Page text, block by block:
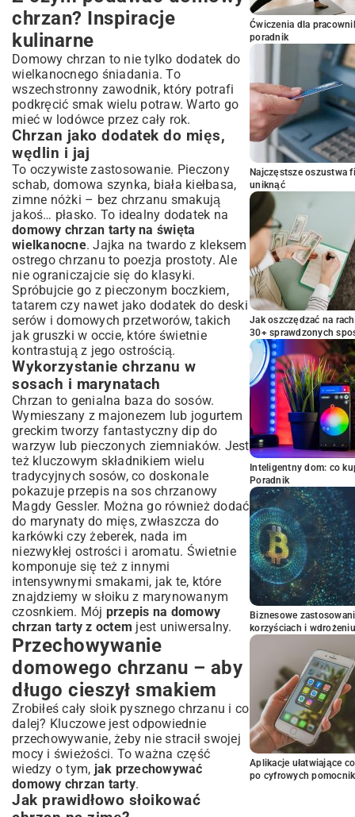
chrzan? Inspiracje
kulinarne
Domowy chrzan to nie tylko dodatek do
wielkanocnego śniadania. To
wszechstronny zawodnik, który potrafi
podkręcić smak wielu potraw. Warto go
mieć w lodówce przez cały rok.
Chrzan jako dodatek do mięs,
wędlin i jaj
To oczywiste zastosowanie. Pieczony
schab, domowa szynka, biała kiełbasa,
zimne nóżki – bez chrzanu smakują
jakoś… płasko. To idealny dodatek na
domowy chrzan tarty na święta
wielkanocne. Jajka na twardo z kleksem
ostrego chrzanu to poezja prostoty. Ale
nie ograniczajcie się do klasyki.
Spróbujcie go z pieczonym boczkiem,
tatarem czy nawet jako dodatek do deski
serów i domowych przetworów, takich
jak gruszki w occie, które świetnie
kontrastują z jego ostrością.
Wykorzystanie chrzanu w
sosach i marynatach
Chrzan to genialna baza do sosów.
Wymieszany z majonezem lub jogurtem
greckim tworzy fantastyczny dip do
warzyw lub pieczonych ziemniaków. Jest
też kluczowym składnikiem wielu
tradycyjnych sosów, co doskonale
pokazuje przepis na sos chrzanowy
Magdy Gessler. Można go również dodać
do marynaty do mięs, zwłaszcza do
karkówki czy żeberek, nada im
niezwykłej ostrości i aromatu. Świetnie
komponuje się też z innymi
intensywnymi smakami, jak te, które
znajdziemy w słoiku z marynowanym
czosnkiem. Mój przepis na domowy
chrzan tarty z octem jest uniwersalny.
Przechowywanie
domowego chrzanu – aby
długo cieszył smakiem
Zrobiłeś cały słoik pysznego chrzanu i co
dalej? Kluczowe jest odpowiednie
przechowywanie, żeby nie stracił swojej
mocy i świeżości. To ważna część
wiedzy o tym, jak przechowywać
domowy chrzan tarty.
Jak prawidłowo słoikować
Ćwiczenia dla
poradnik
Najczęstsze oszustwa
uniknąć
Jak oszczędzać na
30+ sprawdzonych
Inteligentny dom: co
Poradnik
Biznesowe
korzyściach i wdrożeniu
Aplikacje ułatwiające
po cyfrowych